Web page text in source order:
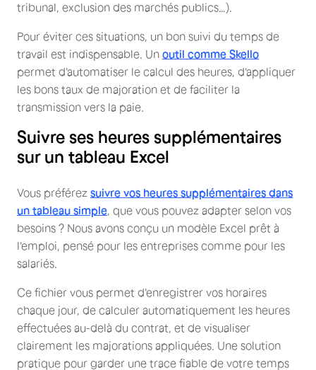
tribunal, exclusion des marchés publics…).
Pour éviter ces situations, un bon suivi du temps de
travail est indispensable. Un outil comme Skello
permet d'automatiser le calcul des heures, d'appliquer
les bons taux de majoration et de faciliter la
transmission vers la paie.
Suivre ses heures supplémentaires
sur un tableau Excel
Vous préférez suivre vos heures supplémentaires dans
un tableau simple , que vous pouvez adapter selon vos
besoins ? Nous avons conçu un modèle Excel prêt à
l'emploi, pensé pour les entreprises comme pour les
salariés.
Ce fichier vous permet d'enregistrer vos horaires
chaque jour, de calculer automatiquement les heures
effectuées au-delà du contrat, et de visualiser
clairement les majorations appliquées. Une solution
pratique pour garder une trace fiable de votre temps